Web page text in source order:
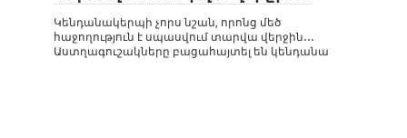
Կենդանակերպի չորս նշան, որոնց մեծ
հաջողություն է սպասվում տարվա վերջին․․․
Աստղագուշակները բացահայտել են կենդանա